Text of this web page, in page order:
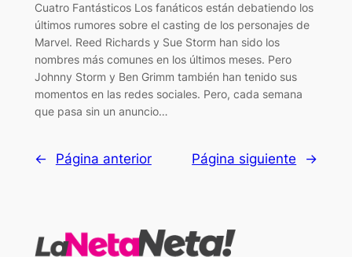
Cuatro Fantásticos Los fanáticos están debatiendo los
últimos rumores sobre el casting de los personajes de
Marvel. Reed Richards y Sue Storm han sido los
nombres más comunes en los últimos meses. Pero
Johnny Storm y Ben Grimm también han tenido sus
momentos en las redes sociales. Pero, cada semana
que pasa sin un anuncio…
← Página anterior Página siguiente →